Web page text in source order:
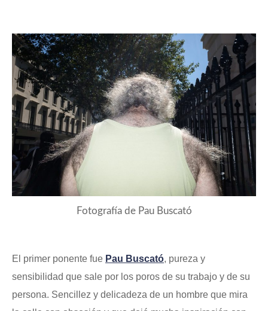
Fotografía de Pau Buscató
El primer ponente fue Pau Buscató, pureza y
sensibilidad que sale por los poros de su trabajo y de su
persona. Sencillez y delicadeza de un hombre que mira